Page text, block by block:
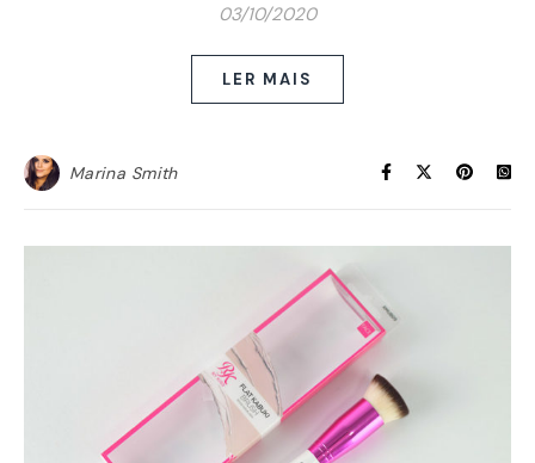
03/10/2020
LER MAIS
Marina Smith